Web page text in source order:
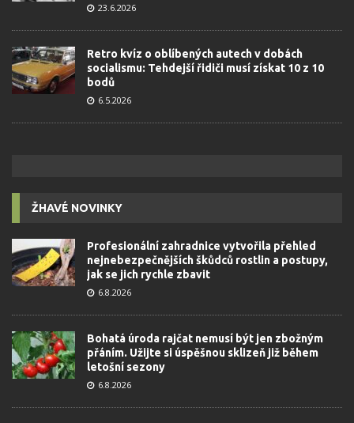
23.6.2026
Retro kvíz o oblíbených autech v dobách
socialismu: Tehdejší řidiči musí získat 10 z 10
bodů
6.5.2026
ŽHAVÉ NOVINKY
Profesionální zahradnice vytvořila přehled
nejnebezpečnějších škůdců rostlin a postupy,
jak se jich rychle zbavit
6.8.2026
Bohatá úroda rajčat nemusí být jen zbožným
přáním. Užijte si úspěšnou sklizeň již během
letošní sezony
6.8.2026